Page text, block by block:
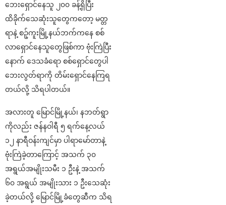
ဘေးရှောင်နေသူ ၂၀၀ ခန့်ရှိပြီး
ထိခိုက်သေဆုံးသူတွေကတော့ မတ္တ
ရာနဲ့ စဉ့်ကူးမြို့နယ်ဘက်ကနေ စစ်
လာရှောင်နေသူတွေဖြစ်ကာ ဗုံးကြဲပြီး
နောက် ဒေသခံရော စစ်ရှောင်တွေပါ
ဘေးလွတ်ရာကို တိမ်းရှောင်နေကြရ
တယ်လို့ သိရပါတယ်။
အလားတူ မြောင်မြို့နယ်၊ နဘတ်ရွာ
ကိုလည်း ဇန်နဝါရီ ၅ ရက်နေ့လယ်
၁၂ နာရီဝန်းကျင်မှာ ပါရာမော်တာနဲ့
ဗုံးကြဲခဲ့တာကြောင့် အသက် ၃၀
အရွယ်အမျိုးသမီး ၁ ဦးနဲ့ အသက်
၆၀ အရွယ် အမျိုးသား ၁ ဦးသေဆုံး
ခဲ့တယ်လို့ မြောင်မြို့ခံတွေဆီက သိရ